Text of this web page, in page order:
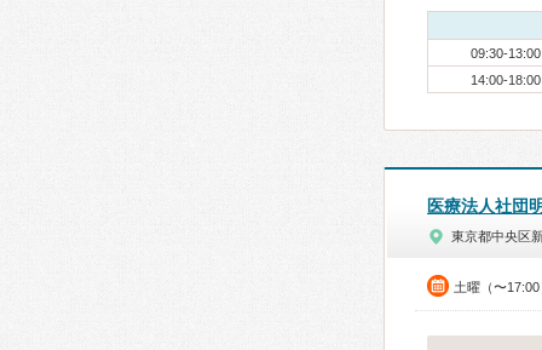
09:30-13:00
14:00-18:00
医療法人社団
東京都中央区
土曜（〜17:00